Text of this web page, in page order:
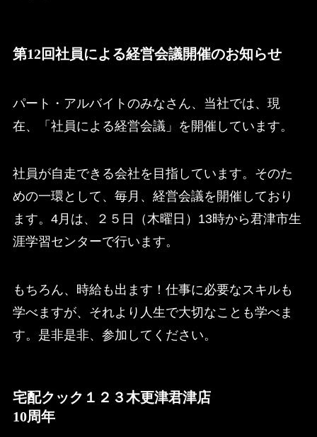
第12回社員による経営会議開催のお知らせ
パート・アルバイトのみなさん、当社では、現
在、「社員による経営会議」を開催しています。
社員が自走できる会社を目指しています。そのた
めの一環として、毎月、経営会議を開催しており
ます。4月は、２５日（木曜日）13時から君津市生
涯学習センターで行います。
もちろん、時給も出ます！仕事に必要なスキルも
学べますが、それより人生で大切なことも学べま
す。是非是非、参加してください。
宅配クック１２３木更津君津店
10周年